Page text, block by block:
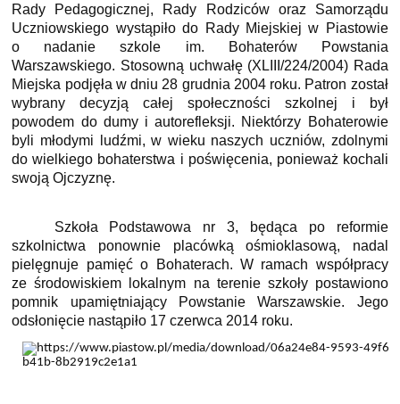
Rady Pedagogicznej, Rady Rodziców oraz Samorządu
Uczniowskiego wystąpiło do Rady Miejskiej w Piastowie
o nadanie szkole im. Bohaterów Powstania
Warszawskiego. Stosowną uchwałę (XLIII/224/2004) Rada
Miejska podjęła w dniu 28 grudnia 2004 roku. Patron został
wybrany decyzją całej społeczności szkolnej i był
powodem do dumy i autorefleksji. Niektórzy Bohaterowie
byli młodymi ludźmi, w wieku naszych uczniów, zdolnymi
do wielkiego bohaterstwa i poświęcenia, ponieważ kochali
swoją Ojczyznę.
Szkoła Podstawowa nr 3, będąca po reformie
szkolnictwa ponownie placówką ośmioklasową, nadal
pielęgnuje pamięć o Bohaterach. W ramach współpracy
ze środowiskiem lokalnym na terenie szkoły postawiono
pomnik upamiętniający Powstanie Warszawskie. Jego
odsłonięcie nastąpiło 17 czerwca 2014 roku.